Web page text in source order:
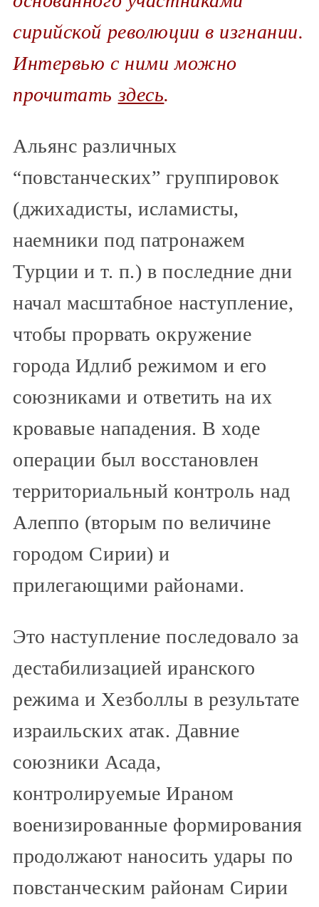
сирийской революции в изгнании.
Интервью с ними можно
прочитатьздесь.
Альянс различных
“повстанческих” группировок
(джихадисты, исламисты,
наемники под патронажем
Турции и т. п.) в последние дни
начал масштабное наступление,
чтобы прорвать окружение
города Идлиб режимом и его
союзниками и ответить на их
кровавые нападения. В ходе
операции был восстановлен
территориальный контроль над
Алеппо (вторым по величине
городом Сирии) и
прилегающими районами.
Это наступление последовало за
дестабилизацией иранского
режима и Хезболлы в результате
израильских атак. Давние
союзники Асада,
контролируемые Ираном
военизированные формирования
продолжают наносить удары по
повстанческим районам Сирии